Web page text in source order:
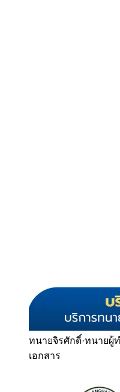
ทนายจิรศักดิ์·ทนายผู้
เอกสาร